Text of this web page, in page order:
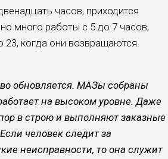
ча­сов, приходится
много работы с 5 до 7 часов,
23, когда они возвращаются.
обновляется. МАЗы собраны
на высоком уровне. Даже
в строю и выполняют заказные
человек следит за
неисправности, то она служит